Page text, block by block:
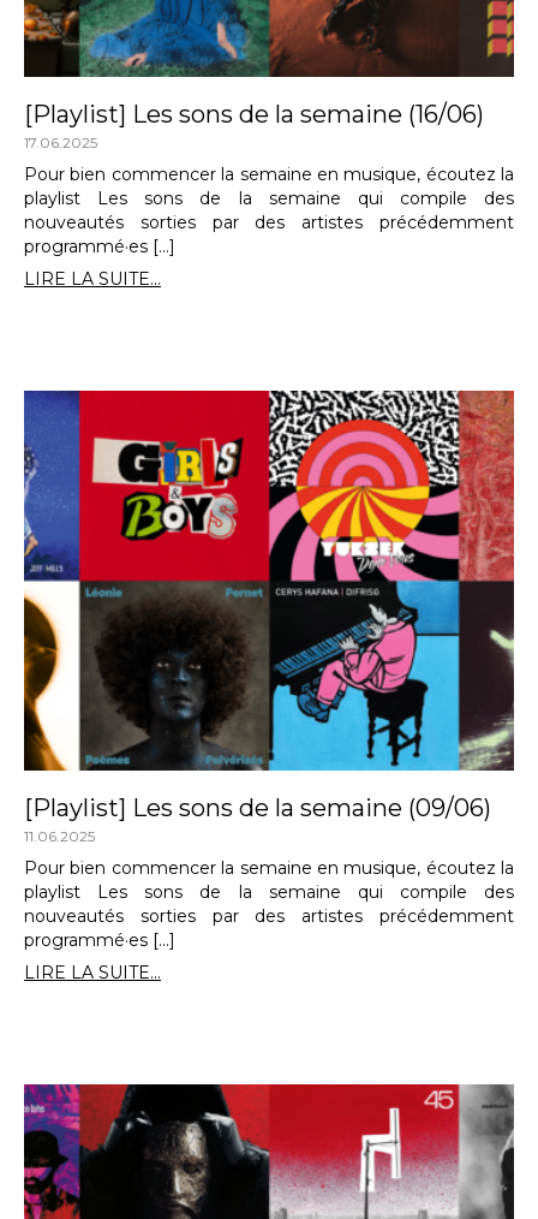
[Playlist] Les sons de la semaine (16/06)
17.06.2025
Pour bien commencer la semaine en musique, écoutez la
playlist Les sons de la semaine qui compile des
nouveautés sorties par des artistes précédemment
programmé·es […]
LIRE LA SUITE...
[Playlist] Les sons de la semaine (09/06)
11.06.2025
Pour bien commencer la semaine en musique, écoutez la
playlist Les sons de la semaine qui compile des
nouveautés sorties par des artistes précédemment
programmé·es […]
LIRE LA SUITE...